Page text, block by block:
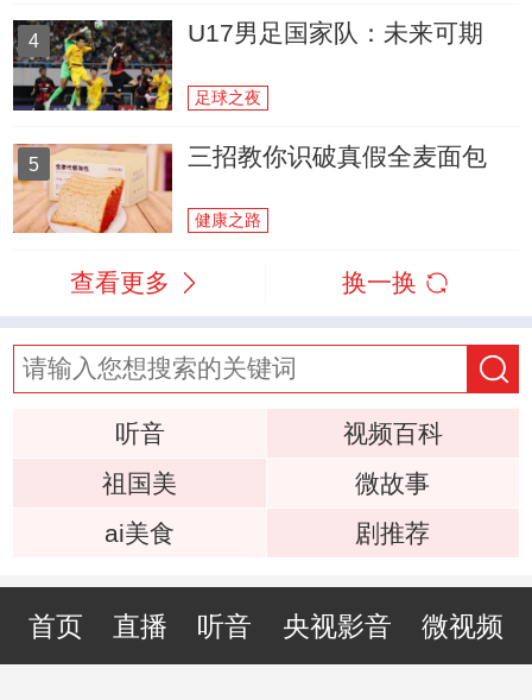
4 U17男足国家队：未来可期
足球之夜
5 三招教你识破真假全麦面包
健康之路
查看更多 换一换
听音
视频百科
祖国美
微故事
ai美食
剧推荐
首页 直播 听音 央视影音 微视频